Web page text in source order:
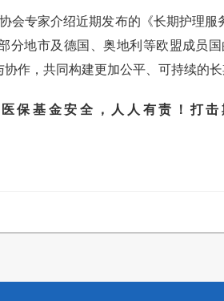
会专家介绍近期发布的《长期护理
分地市及德国、奥地利等欧盟成员
作，共同构建更加公平、可持续的
基金安全，人人有责！打击欺